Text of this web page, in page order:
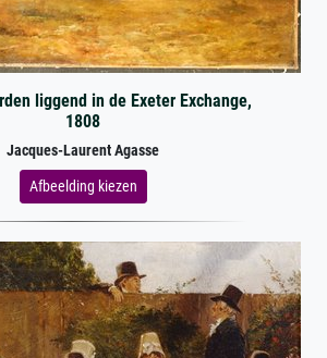
liggend in de Exeter Exchange,
1808
Jacques-Laurent Agasse
Afbeelding kiezen